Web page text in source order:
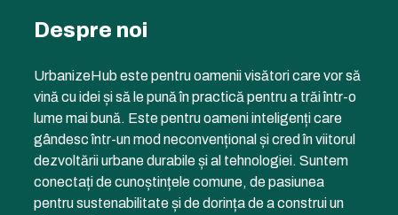
Despre noi
UrbanizeHub este pentru oamenii visători care vor să
vină cu idei și să le pună în practică pentru a trăi într-o
lume mai bună. Este pentru oameni inteligenți care
gândesc într-un mod neconvențional și cred în viitorul
dezvoltării urbane durabile și al tehnologiei. Suntem
conectați de cunoștințele comune, de pasiunea
pentru sustenabilitate și de dorința de a construi un